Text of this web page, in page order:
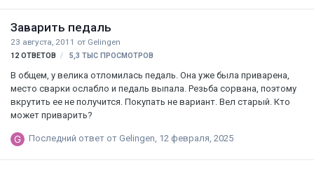
Заварить педаль
23 августа, 2011 от Gelingen
12 ОТВЕТОВ 5,3 ТЫС ПРОСМОТРОВ
В общем, у велика отломилась педаль. Она уже была приварена,
место сварки ослабло и педаль выпала. Резьба сорвана, поэтому
вкрутить ее не получится. Покупать не вариант. Вел старый. Кто
может приварить?
Последний ответ от Gelingen 12 февраля, 2025